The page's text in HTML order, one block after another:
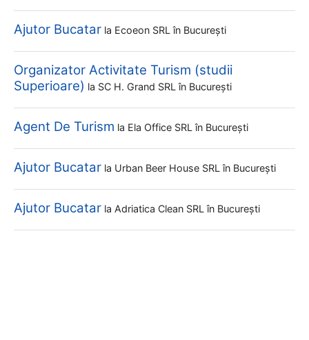
Ajutor Bucatar la Ecoeon SRL în București
Organizator Activitate Turism (studii
Superioare) la SC H. Grand SRL în București
Agent De Turism la Ela Office SRL în București
Ajutor Bucatar la Urban Beer House SRL în București
Ajutor Bucatar la Adriatica Clean SRL în București